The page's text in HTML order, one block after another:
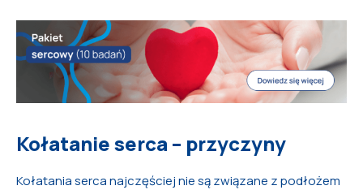
Kołatanie serca – przyczyny
Kołatania serca najczęściej nie są związane z podłożem